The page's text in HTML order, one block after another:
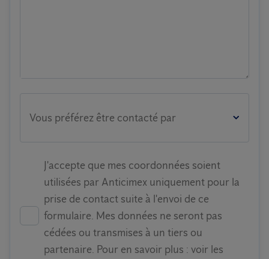
Vous préférez être contacté par
J'accepte que mes coordonnées soient
utilisées par Anticimex uniquement pour la
prise de contact suite à l'envoi de ce
formulaire. Mes données ne seront pas
cédées ou transmises à un tiers ou
partenaire. Pour en savoir plus : voir les